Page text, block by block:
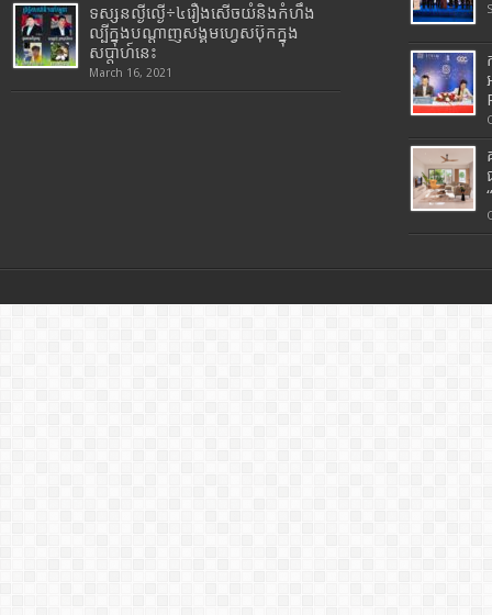
ទស្សនល្ងីល្ងើ÷៤រឿងសើចយំនិងកំហឹង
ល្បីក្នុងបណ្តាញសង្គមហ្វេសប៊ុកក្នុង
សប្តាហ៍នេះ
March 16, 2021